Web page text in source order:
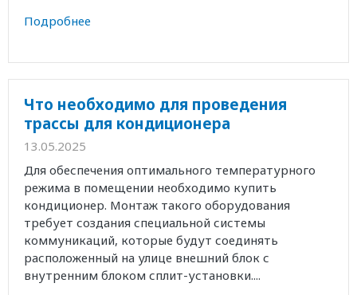
Подробнее
Что необходимо для проведения
трассы для кондиционера
13.05.2025
Для обеспечения оптимального температурного
режима в помещении необходимо купить
кондиционер. Монтаж такого оборудования
требует создания специальной системы
коммуникаций, которые будут соединять
расположенный на улице внешний блок с
внутренним блоком сплит-установки....